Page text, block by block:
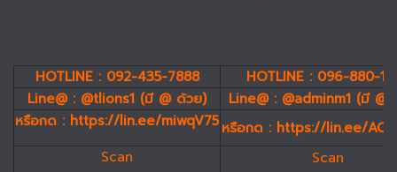
HOTLINE : 092-435-7888
HOTLINE : 096-880-
Line@ : @tlions1 (มี @ ด้วย)
Line@ : @adminm1 (มี
หรือกด : https://lin.ee/miwqV75หรือกด : https://lin.ee/
Scan
Scan